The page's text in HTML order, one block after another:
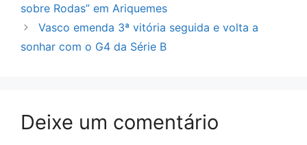
sobre Rodas” em Ariquemes
Vasco emenda 3ª vitória seguida e volta a
sonhar com o G4 da Série B
Deixe um comentário